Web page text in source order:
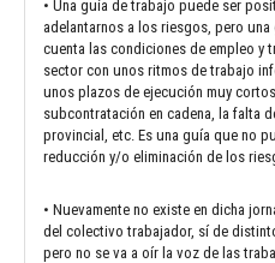
• Una guía de trabajo puede ser
adelantarnos a los riesgos, pero una
cuenta las condiciones de empleo y
sector con unos ritmos de trabajo
unos plazos de ejecución muy
subcontratación en cadena, la falta
provincial, etc. Es una guía que no
reducción y/o eliminación de los
• Nuevamente no existe en dicha
del colectivo trabajador, sí de
pero no se va a oír la voz de las